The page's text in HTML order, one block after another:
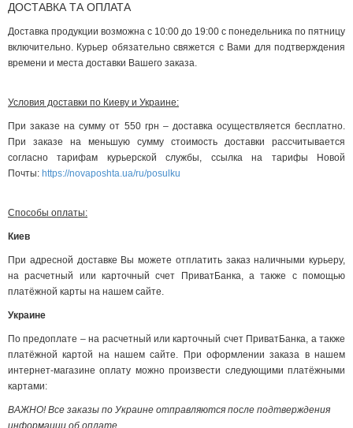
ДОСТАВКА ТА ОПЛАТА
Доставка продукции возможна с 10:00 до 19:00 с понедельника по пятницу
включительно. Курьер обязательно свяжется с Вами для подтверждения
времени и места доставки Вашего заказа.
Условия доставки по Киеву и Украине:
При заказе на сумму от 550 грн – доставка осуществляется бесплатно.
При заказе на меньшую сумму стоимость доставки рассчитывается
согласно тарифам курьерской службы, ссылка на тарифы Новой
Почты: https://novaposhta.ua/ru/posulku
Способы оплаты:
Киев
При адресной доставке Вы можете отплатить заказ наличными курьеру,
на расчетный или карточный счет ПриватБанка, а также с помощью
платёжной карты на нашем сайте.
Украине
По предоплате – на расчетный или карточный счет ПриватБанка, а также
платёжной картой на нашем сайте. При оформлении заказа в нашем
интернет-магазине оплату можно произвести следующими платёжными
картами:
ВАЖНО! Все заказы по Украине отправляются после подтверждения
информации об оплате.